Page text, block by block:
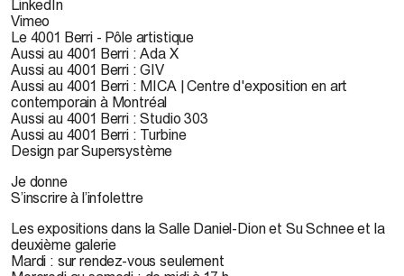
LinkedIn
Vimeo
Le 4001 Berri - Pôle artistique
Aussi au 4001 Berri : Ada X
Aussi au 4001 Berri : GIV
Aussi au 4001 Berri : MICA | Centre d'exposition en art
contemporain à Montréal
Aussi au 4001 Berri : Studio 303
Aussi au 4001 Berri : Turbine
Design par Supersystème
Je donne
S’inscrire à l’infolettre
Les expositions dans la Salle Daniel-Dion et Su Schnee et la
deuxième galerie
Mardi : sur rendez-vous seulement